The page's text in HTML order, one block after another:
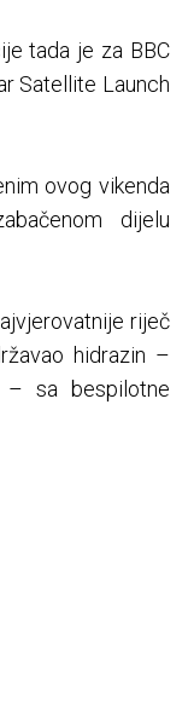
tada je za BBC
Satellite Launch
ovog vikenda
dijelu
riječ
hidrazin –
– sa bespilotne